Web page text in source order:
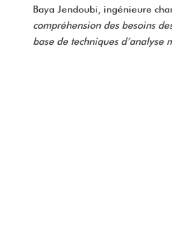
Baya Jendoubi, ingénieure
compréhension des besoins
base de techniques d’analyse